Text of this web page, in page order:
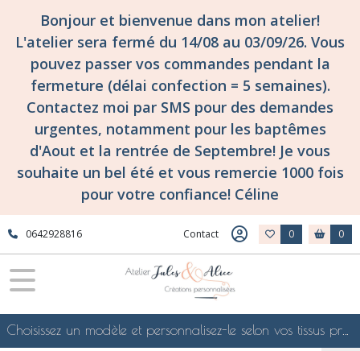
Bonjour et bienvenue dans mon atelier!
L'atelier sera fermé du 14/08 au 03/09/26. Vous
pouvez passer vos commandes pendant la
fermeture (délai confection = 5 semaines).
Contactez moi par SMS pour des demandes
urgentes, notamment pour les baptêmes
d'Aout et la rentrée de Septembre! Je vous
souhaite un bel été et vous remercie 1000 fois
pour votre confiance! Céline
0642928816 Contact 0 0
Choisissez un modèle et personnalisez-le selon vos tissus préférés de mes collections en ligne, je le confectionnerai selon vos souhaits